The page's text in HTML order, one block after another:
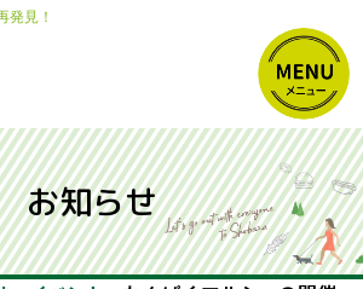
発見！
お知らせ